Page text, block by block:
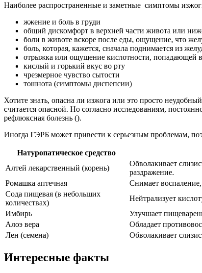
Наиболее распространенные и заметные симптомы
жжение и боль в груди
общий дискомфорт в верхней части живота или
боли в животе вскоре после еды, ощущение, что
боль, которая, кажется, сначала поднимается из
отрыжка или ощущение кислотности, попадающей
кислый и горький вкус во рту
чрезмерное чувство сытости
тошнота (симптомы диспепсии)
Хотите знать, опасна ли изжога или это просто
считается опасной. Но согласно исследованиям,
рефлюксная болезнь ().
Иногда ГЭРБ может привести к серьезным проблемам,
Натуропатическое средство
Алтей лекарственный (корень)
Обволакивает
раздражение.
Ромашка аптечная
Снимает
Сода пищевая (в небольших
количествах)
Нейтрализует
Имбирь
Улучшает
Алоэ вера
Обладает
Лен (семена)
Обволакивает
Интересные факты